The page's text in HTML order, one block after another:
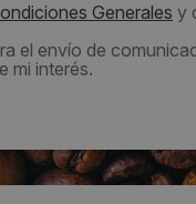
Generales y
el envío de
mi interés.